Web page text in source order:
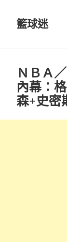
籃球迷
ＮＢＡ
內幕：
森+史密